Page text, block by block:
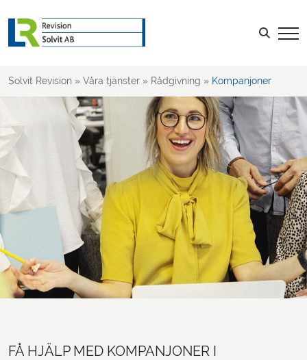
Affärsutveckling
Ägarskifte
Ekonomistyrning
Riskhantering
Bakgrundskontroll
Affärsplaner
Företagsformer
Kompanjoner
Företag i kris
LOGGA IN
Sök efter:
Solvit Revision » Våra tjänster » Rådgivning » Kompanjoner
FÅ HJÄLP MED KOMPANJONER I